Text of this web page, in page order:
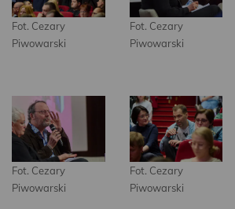
Fot. Cezary
Piwowarski
Fot. Cezary
Piwowarski
Fot. Cezary
Piwowarski
Fot. Cezary
Piwowarski